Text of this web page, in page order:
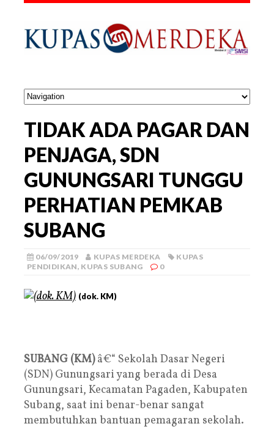
TIDAK ADA PAGAR DAN
PENJAGA, SDN
GUNUNGSARI TUNGGU
PERHATIAN PEMKAB
SUBANG
06/09/2019 KUPAS MERDEKA
KUPAS
PENDIDIKAN, KUPAS SUBANG 0
(dok. KM)
SUBANG (KM)â€“ Sekolah Dasar Negeri
(SDN) Gunungsari yang berada di Desa
Gunungsari, Kecamatan Pagaden, Kabupaten
Subang, saat ini benar-benar sangat
membutuhkan bantuan pemagaran sekolah.